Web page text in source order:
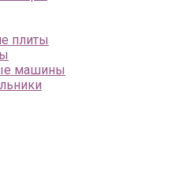
плиты
машины